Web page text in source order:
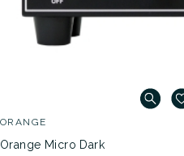
ORANGE
Orange Micro Dark